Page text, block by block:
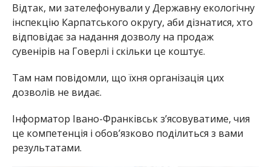
Відтак, ми зателефонували у Державну екологічну
інспекцію Карпатського округу, аби дізнатися, хто
відповідає за надання дозволу на продаж
сувенірів на Говерлі і скільки це коштує.
Там нам повідомли, що їхня організація цих
дозволів не видає.
Інформатор Івано-Франківськ зʼясовуватиме, чия
це компетенція і обовʼязково поділиться з вами
результатами.